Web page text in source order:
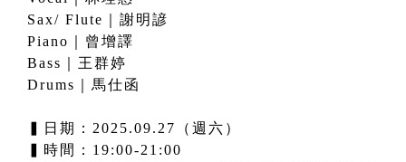
Sax/ Flute｜謝明諺
Piano｜曾增譯
Bass｜王群婷
Drums｜馬仕函
▍日期：2025.09.27（週六）
▍時間：19:00-21:00